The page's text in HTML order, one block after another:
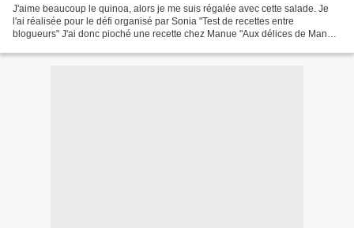
J'aime beaucoup le quinoa, alors je me suis régalée avec cette salade. Je
l'ai réalisée pour le défi organisé par Sonia "Test de recettes entre
blogueurs" J'ai donc pioché une recette chez Manue "Aux délices de Manue"